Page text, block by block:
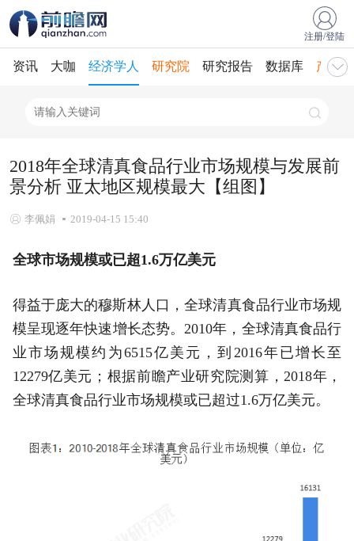
注册/登陆
资讯 大咖 经济学人 研究院 研究报告 数据库 产业
2018年全球清真食品行业市场规模与发展前
景分析 亚太地区规模最大【组图】
李佩娟 2019-04-15 15:40
全球市场规模或已超1.6万亿美元
得益于庞大的穆斯林人口，全球清真食品行业市场规
模呈现逐年快速增长态势。2010年，全球清真食品行
业市场规模约为6515亿美元，到2016年已增长至
12279亿美元；根据前瞻产业研究院测算，2018年，
全球清真食品行业市场规模或已超过1.6万亿美元。